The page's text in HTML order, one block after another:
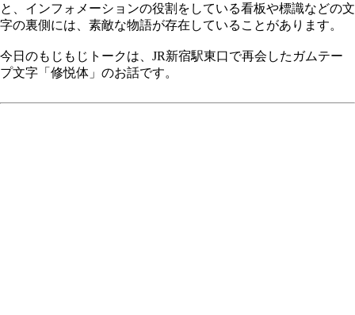
と、インフォメーションの役割をしている看板や標識などの文
字の裏側には、素敵な物語が存在していることがあります。
今日のもじもじトークは、JR新宿駅東口で再会したガムテー
プ文字「修悦体」のお話です。